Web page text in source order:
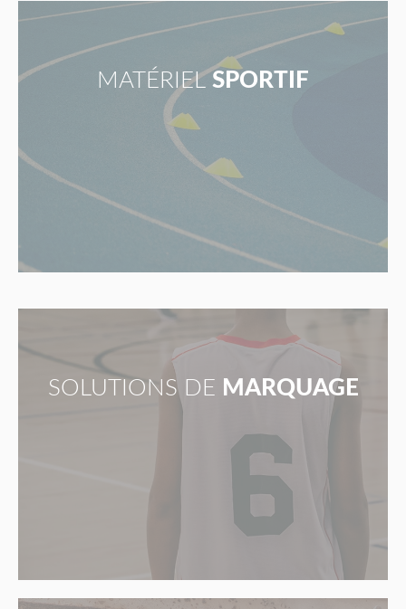
MATÉRIEL SPORTIF
SOLUTIONS DE MARQUAGE